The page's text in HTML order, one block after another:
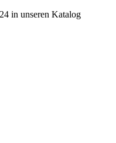
in unseren Katalog